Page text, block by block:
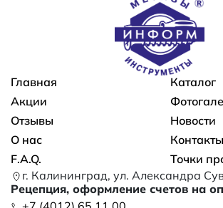
Основная навигация
Главная
Каталог
Акции
Отзывы
Новости
О нас
Контакты
F.A.Q.
Точки
г. Калининград, ул. Александра
Рецепция, оформление счетов на